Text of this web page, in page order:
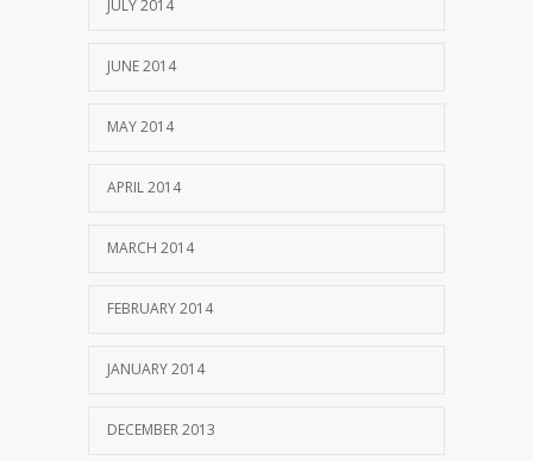
JULY 2014
JUNE 2014
MAY 2014
APRIL 2014
MARCH 2014
FEBRUARY 2014
JANUARY 2014
DECEMBER 2013